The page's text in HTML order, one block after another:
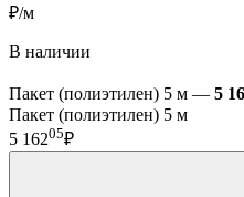
₽/м
В наличии
Пакет (полиэтилен) 5 м — 5
Пакет (полиэтилен) 5 м
5 16205₽